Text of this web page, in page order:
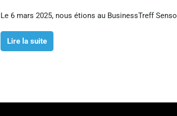
Le 6 mars 2025, nous étions au BusinessTreff
Lire la suite